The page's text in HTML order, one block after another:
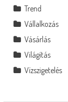
Trend
Vállalkozás
Vásárlás
Világítás
Vízszigetelés